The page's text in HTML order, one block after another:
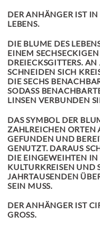
DER ANHÄNGER IST
LEBENS.
DIE BLUME DES
EINEM
DREIECKSGITTERS.
SCHNEIDEN SICH
DIE SECHS
SODASS
LINSEN VERBUNDEN
DAS SYMBOL DER
ZAHLREICHEN ORTEN
GEFUNDEN UND
GENUTZT. DARAUS
IE EINGEWEIHTEN IN
ULTURKREISEN UND
AHRTAUSENDEN
EIN MUSS.
DER ANHÄNGER IST
GROSS.